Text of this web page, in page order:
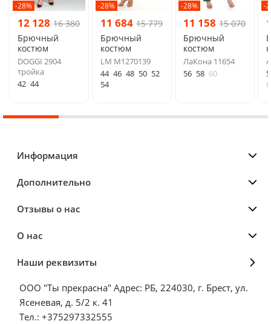
-28%
12 128 16 380
Брючный
костюм
DOGGI 2904
тройка
42 44
-28%
11 684 15 779
Брючный
костюм
LM М1270139
44 46 48 50 52
54
-28%
11 158 15 070
Брючный
костюм
ЛаКона 11654
56 58 60
-
Информация
Дополнительно
Отзывы о нас
О нас
Наши реквизиты
ООО "Ты прекрасна" Адрес: РБ, 224030, г. Брест, ул.
Ясеневая, д. 5/2 к. 41
Тел.: +375297332555